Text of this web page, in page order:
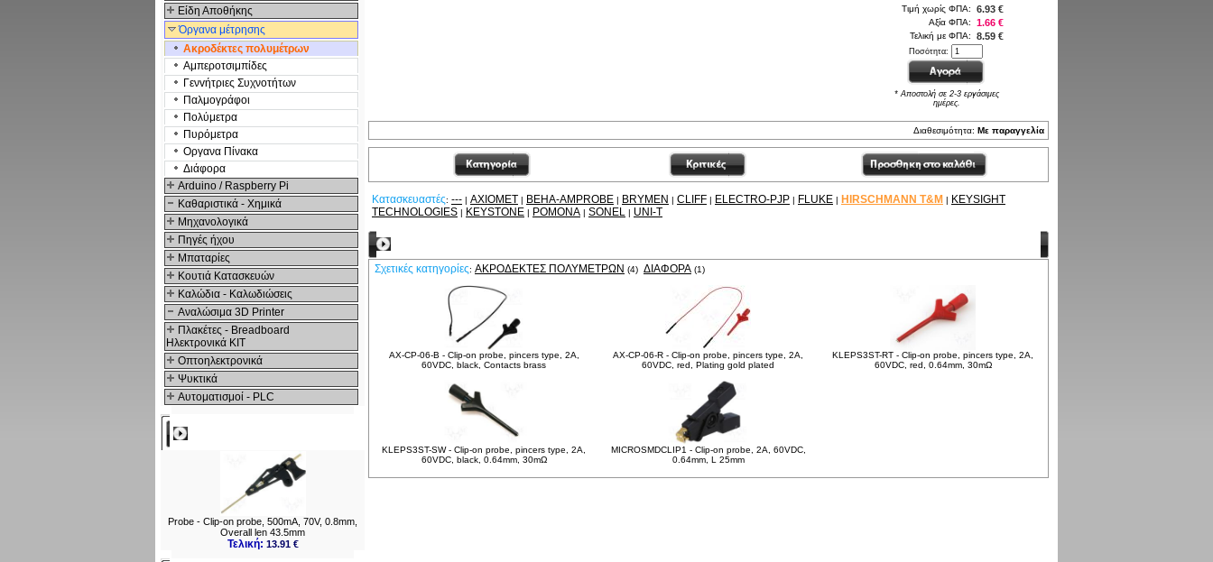
Είδη Αποθήκης
Όργανα μέτρησης
Ακροδέκτες πολυμέτρων
Αμπεροτσιμπίδες
Γενvήτριες Συχνοτήτων
Παλμογράφοι
Πολύμετρα
Πυρόμετρα
Οργανα Πίνακα
Διάφορα
Arduino / Raspberry Pi
Καθαριστικά - Χημικά
Μηχανολογικά
Πηγές ήχου
Μπαταρίες
Κουτιά Κατασκευών
Καλώδια - Καλωδιώσεις
Αναλώσιμα 3D Printer
Πλακέτες - Breadboard
Ηλεκτρονικά ΚΙΤ
Οπτοηλεκτρονικά
Ψυκτικά
Αυτοματισμοί - PLC
Probe - Clip-on probe, 500mA, 70V, 0.8mm,
Overall len 43.5mm
Τελική: 13.91 €
Τιμή χωρίς ΦΠΑ: 6.93 €
Αξία ΦΠΑ: 1.66 €
Τελική με ΦΠΑ: 8.59 €
Ποσότητα:
* Αποστολή σε 2-3 εργάσιμες
ημέρες.
Διαθεσιμότητα: Με παραγγελία
Κατασκευαστές: --- | AXIOMET | BEHA-AMPROBE | BRYMEN | CLIFF | ELECTRO-PJP | FLUKE | HIRSCHMANN T&M | KEYSIGHT
TECHNOLOGIES | KEYSTONE | POMONA | SONEL | UNI-T
Σχετικές κατηγορίες: ΑΚΡΟΔΈΚΤΕΣ ΠΟΛΥΜΈΤΡΩΝ (4) ΔΙΆΦΟΡΑ (1)
AX-CP-06-B - Clip-on probe, pincers type, 2A,
60VDC, black, Contacts brass
AX-CP-06-R - Clip-on probe, pincers type, 2A,
60VDC, red, Plating gold plated
KLEPS3ST-RT - Clip-on probe, pincers type, 2A,
60VDC, red, 0.64mm, 30mΩ
KLEPS3ST-SW - Clip-on probe, pincers type, 2A,
60VDC, black, 0.64mm, 30mΩ
MICROSMDCLIP1 - Clip-on probe, 2A, 60VDC,
0.64mm, L 25mm